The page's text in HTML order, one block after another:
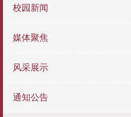
校园新闻
媒体聚焦
风采展示
通知公告